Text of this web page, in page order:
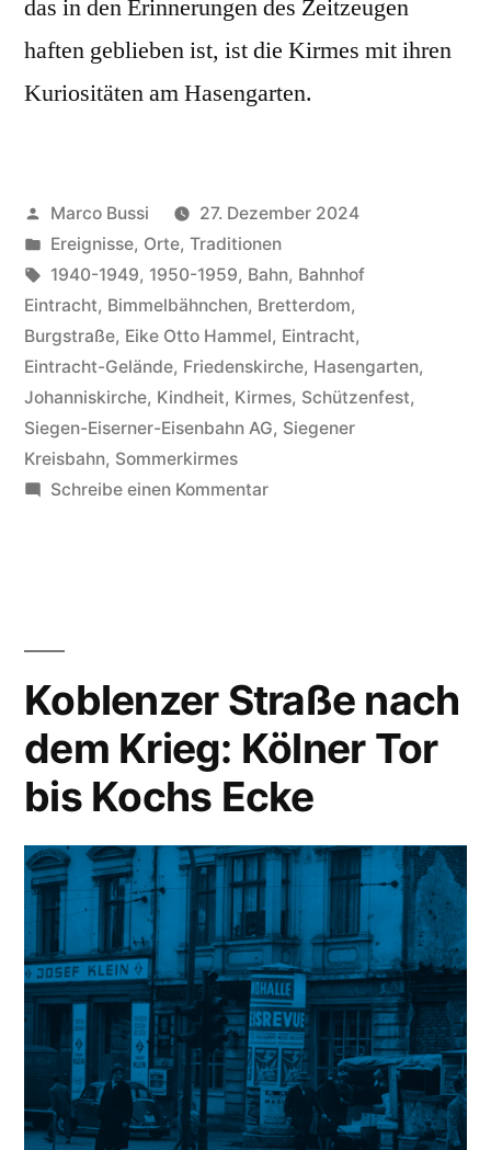
das in den Erinnerungen des Zeitzeugen
haften geblieben ist, ist die Kirmes mit ihren
Kuriositäten am Hasengarten.
Marco Bussi
27. Dezember 2024
Ereignisse, Orte, Traditionen
1940-1949, 1950-1959, Bahn, Bahnhof
Eintracht, Bimmelbähnchen, Bretterdom,
Burgstraße, Eike Otto Hammel, Eintracht,
Eintracht-Gelände, Friedenskirche, Hasengarten,
Johanniskirche, Kindheit, Kirmes, Schützenfest,
Siegen-Eiserner-Eisenbahn AG, Siegener
Kreisbahn, Sommerkirmes
Schreibe einen Kommentar
Koblenzer Straße nach
dem Krieg: Kölner Tor
bis Kochs Ecke